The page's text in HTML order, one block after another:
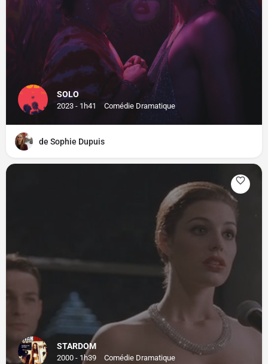
SOLO
2023 - 1h41 Comédie Dramatique
de Sophie Dupuis
STARDOM
2000 - 1h39 Comédie Dramatique